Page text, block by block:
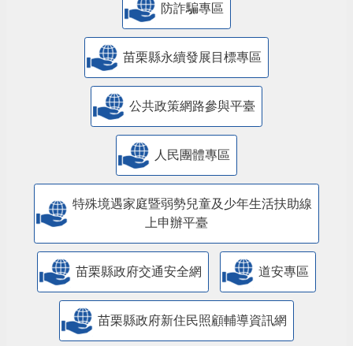
防詐騙專區
苗栗縣永續發展目標專區
公共政策網路參與平臺
人民團體專區
特殊境遇家庭暨弱勢兒童及少年生活扶助線
上申辦平臺
苗栗縣政府交通安全網 道安專區
苗栗縣政府新住民照顧輔導資訊網